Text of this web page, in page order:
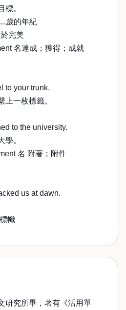
標。
歲的年紀
完美
名達成；獲得；成就
to your trunk.
上一枚標籤。
to the university.
學。
名 附著；附件
us at dawn.
幟
研究所畢，著有《活用單